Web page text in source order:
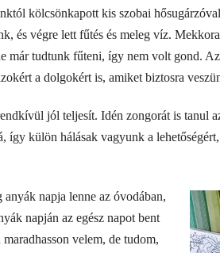
kölcsönkapott kis szobai
és végre lett fűtés és meleg víz.
már tudtunk fűteni, így nem volt gond.
a dolgokért is, amiket biztosra
jól teljesít. Idén zongorát is tanul
így külön hálásak vagyunk a
napja lenne az óvodában,
napján az egész napot bent
velem, de tudom,